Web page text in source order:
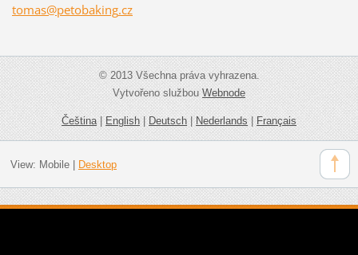
tomas@petobaking.cz
© 2013 Všechna práva vyhrazena.
Vytvořeno službouWebnode
Čeština|English|Deutsch|Nederlands|Français
View: Mobile| Desktop